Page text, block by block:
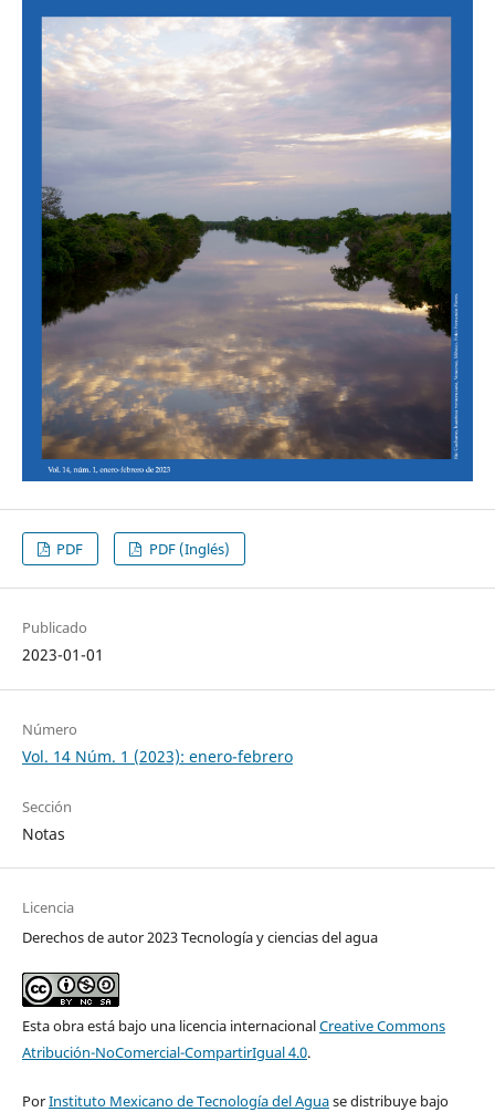
PDF PDF (Inglés)
Publicado
2023-01-01
Número
Vol. 14 Núm. 1 (2023): enero-febrero
Sección
Notas
Licencia
Derechos de autor 2023 Tecnología y ciencias del agua
Esta obra está bajo una licencia internacionalCreative Commons
Atribución-NoComercial-CompartirIgual 4.0.
PorInstituto Mexicano de Tecnología del Aguase distribuye bajo